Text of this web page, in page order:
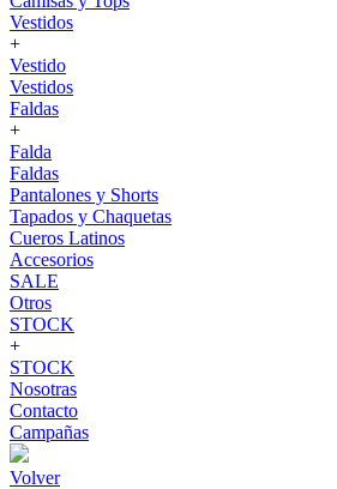
Vestidos
+
Vestido
Vestidos
Faldas
+
Falda
Faldas
Pantalones y Shorts
Tapados y Chaquetas
Cueros Latinos
Accesorios
SALE
Otros
STOCK
+
STOCK
Nosotras
Contacto
Campañas
Volver